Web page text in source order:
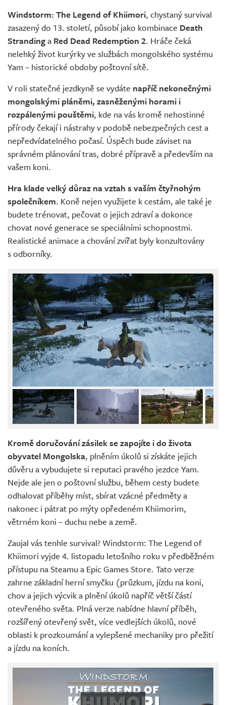
Živě
Windstorm: The Legend of Khiimori, chystaný survival
zasazený do 13. století, působí jako kombinace Death
Strandinga Red Dead Redemption 2. Hráče čeká
nelehký život kurýrky ve službách mongolského systému
Yam – historické obdoby poštovní sítě.
V roli statečné jezdkyně se vydáte napříč nekonečnými
mongolskými pláněmi, zasněženými horami i
rozpálenými pouštěmi, kde na vás kromě nehostinné
přírody čekají i nástrahy v podobě nebezpečných cest a
nepředvídatelného počasí. Úspěch bude záviset na
správném plánování tras, dobré přípravě a především na
vašem koni.
Hra klade velký důraz na vztah s vaším čtyřnohým
společníkem. Koně nejen využijete k cestám, ale také je
budete trénovat, pečovat o jejich zdraví a dokonce
chovat nové generace se speciálními schopnostmi.
Realistické animace a chování zvířat byly konzultovány
s odborníky.
Kromě doručování zásilek se zapojíte i do života
obyvatel Mongolska, plněním úkolů si získáte jejich
důvěru a vybudujete si reputaci pravého jezdce Yam.
Nejde ale jen o poštovní službu, během cesty budete
odhalovat příběhy míst, sbírat vzácné předměty a
nakonec i pátrat po mýty opředeném Khiimorim,
větrném koni – duchu nebe a země.
Zaujal vás tenhle survival? Windstorm: The Legend of
Khiimori vyjde 4. listopadu letošního roku v předběžném
přístupu na Steamu a Epic Games Store. Tato verze
zahrne základní herní smyčku (průzkum, jízdu na koni,
chov a jejich výcvik a plnění úkolů napříč větší částí
otevřeného světa. Plná verze nabídne hlavní příběh,
rozšířený otevřený svět, více vedlejších úkolů, nové
oblasti k prozkoumání a vylepšené mechaniky pro přežití
a jízdu na koních.